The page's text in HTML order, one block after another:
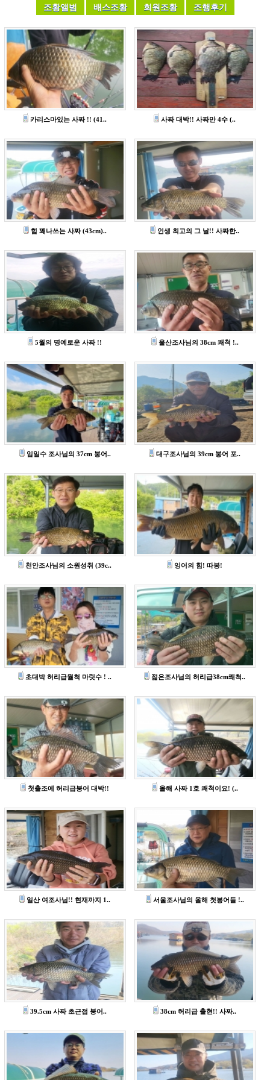
카리스마있는 사짜 !! (41.. 사짜 대박!! 사짜만 4수 (..
힘 꽤나쓰는 사짜 (43cm).. 인생 최고의 그 날!! 사짜한..
5월의 명예로운 사짜 !! 울산조사님의 38cm 쾌척 !..
임일수 조사님의 37cm 붕어.. 대구조사님의 39cm 붕어 포..
천안조사님의 소원성취 (39c.. 잉어의 힘! 따봉!
초대박 허리급월척 마릿수 ! .. 젊은조사님의 허리급38cm쾌척..
첫출조에 허리급붕어 대박!! 올해 사짜 1호 쾌척이요! (..
일산 여조사님!! 현재까지 1.. 서울조사님의 올해 첫븡어들 !..
39.5cm 사짜 초근접 붕어.. 38cm 허리급 출현!! 사짜..